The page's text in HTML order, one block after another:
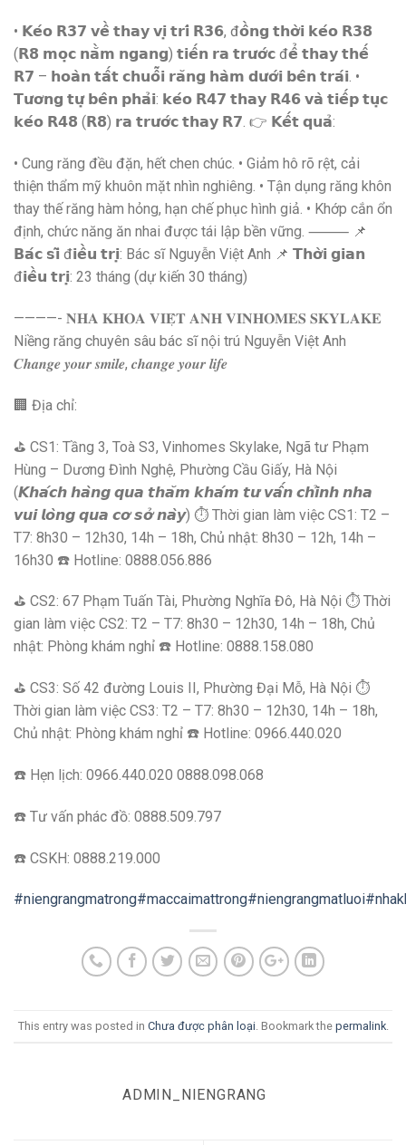
• 𝗞𝗲́𝗼 𝗥𝟯𝟳 𝘃𝗲̂̀ 𝘁𝗵𝗮𝘆 𝘃𝗶̣ 𝘁𝗿𝗶́ 𝗥𝟯𝟲, đ𝗼̂̀𝗻𝗴 𝘁𝗵𝗼̛̀𝗶 𝗸𝗲́𝗼 𝗥𝟯𝟴
(𝗥𝟴 𝗺𝗼̣𝗰 𝗻𝗮̆̀𝗺 𝗻𝗴𝗮𝗻𝗴) 𝘁𝗶𝗲̂́𝗻 𝗿𝗮 𝘁𝗿𝘂̛𝗼̛́𝗰 đ𝗲̂̉ 𝘁𝗵𝗮𝘆 𝘁𝗵𝗲̂́
𝗥𝟳 – 𝗵𝗼𝗮̀𝗻 𝘁𝗮̂́𝘁 𝗰𝗵𝘂𝗼̂̃𝗶 𝗿𝗮̆𝗻𝗴 𝗵𝗮̀𝗺 𝗱𝘂̛𝗼̛́𝗶 𝗯𝗲̂𝗻 𝘁𝗿𝗮́𝗶. •
𝗧𝘂̛𝗼̛𝗻𝗴 𝘁𝘂̛̣ 𝗯𝗲̂𝗻 𝗽𝗵𝗮̉𝗶: 𝗸𝗲́𝗼 𝗥𝟰𝟳 𝘁𝗵𝗮𝘆 𝗥𝟰𝟲 𝘃𝗮̀ 𝘁𝗶𝗲̂́𝗽 𝘁𝘂̣𝗰
𝗸𝗲́𝗼 𝗥𝟰𝟴 (𝗥𝟴) 𝗿𝗮 𝘁𝗿𝘂̛𝗼̛́𝗰 𝘁𝗵𝗮𝘆 𝗥𝟳. 👉 𝗞𝗲̂́𝘁 𝗾𝘂𝗮̉:
• Cung răng đều đặn, hết chen chúc. • Giảm hô rõ rệt, cải
thiện thẩm mỹ khuôn mặt nhìn nghiêng. • Tận dụng răng khôn
thay thế răng hàm hỏng, hạn chế phục hình giả. • Khớp cắn ổn
định, chức năng ăn nhai được tái lập bền vững. ⸻ 📌
𝗕𝗮́𝗰 𝘀𝗶̃ đ𝗶𝗲̂̀𝘂 𝘁𝗿𝗶̣: Bác sĩ Nguyễn Việt Anh 📌 𝗧𝗵𝗼̛̀𝗶 𝗴𝗶𝗮𝗻
đ𝗶𝗲̂̀𝘂 𝘁𝗿𝗶̣: 23 tháng (dự kiến 30 tháng)
————- 𝐍𝐇𝐀 𝐊𝐇𝐎𝐀 𝐕𝐈𝐄̣̂𝐓 𝐀𝐍𝐇 𝐕𝐈𝐍𝐇𝐎𝐌𝐄𝐒 𝐒𝐊𝐘𝐋𝐀𝐊𝐄
Niềng răng chuyên sâu bác sĩ nội trú Nguyễn Việt Anh
𝑪𝒉𝒂𝒏𝒈𝒆 𝒚𝒐𝒖𝒓 𝒔𝒎𝒊𝒍𝒆, 𝒄𝒉𝒂𝒏𝒈𝒆 𝒚𝒐𝒖𝒓 𝒍𝒊𝒇𝒆
🏢 Địa chỉ:
⛳ CS1: Tầng 3, Toà S3, Vinhomes Skylake, Ngã tư Phạm
Hùng – Dương Đình Nghệ, Phường Cầu Giấy, Hà Nội
(𝙆𝙝𝙖́𝙘𝙝 𝙝𝙖̀𝙣𝙜 𝙦𝙪𝙖 𝙩𝙝𝙖̆𝙢 𝙠𝙝𝙖́𝙢 𝙩𝙪̛ 𝙫𝙖̂́𝙣 𝙘𝙝𝙞̉𝙣𝙝 𝙣𝙝𝙖
𝙫𝙪𝙞 𝙡𝙤̀𝙣𝙜 𝙦𝙪𝙖 𝙘𝙤̛ 𝙨𝙤̛̉ 𝙣𝙖̀𝙮) ⏱ Thời gian làm việc CS1: T2 –
T7: 8h30 – 12h30, 14h – 18h, Chủ nhật: 8h30 – 12h, 14h –
16h30 ☎️ Hotline: 0888.056.886
⛳ CS2: 67 Phạm Tuấn Tài, Phường Nghĩa Đô, Hà Nội ⏱ Thời
gian làm việc CS2: T2 – T7: 8h30 – 12h30, 14h – 18h, Chủ
nhật: Phòng khám nghỉ ☎️ Hotline: 0888.158.080
⛳ CS3: Số 42 đường Louis II, Phường Đại Mỗ, Hà Nội ⏱
Thời gian làm việc CS3: T2 – T7: 8h30 – 12h30, 14h – 18h,
Chủ nhật: Phòng khám nghỉ ☎️ Hotline: 0966.440.020
☎️ Hẹn lịch: 0966.440.020 0888.098.068
☎️ Tư vấn phác đồ: 0888.509.797
☎️ CSKH: 0888.219.000
#niengrangmatrong#maccaimattrong#niengrangmatluoi
This entry was posted in Chưa được phân loại . Bookmark the permalink.
ADMIN_NIENGRANG